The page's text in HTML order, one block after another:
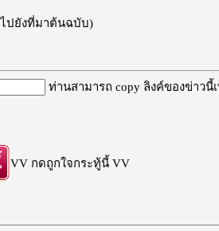
ไปยังที่มาต้นฉบับ)
ท่านสามารถ copy ลิงค์ของข่าวนี้
VV กดถูกใจกระทู้นี้ VV